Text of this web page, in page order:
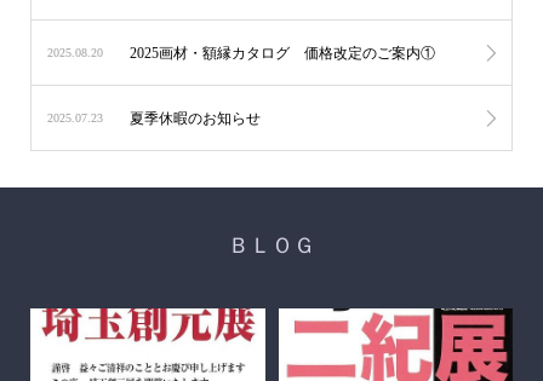
2025.08.20 2025画材・額縁カタログ 価格改定のご案内①
2025.07.23 夏季休暇のお知らせ
ＢＬＯＧ